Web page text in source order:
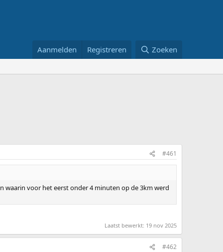
Aanmelden Registreren Zoeken
#461
waarin voor het eerst onder 4 minuten op de 3km werd
Laatst bewerkt: 19 nov 2025
#462